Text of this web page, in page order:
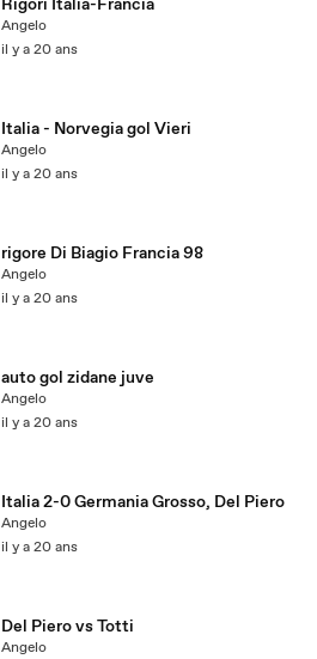
Rigori Italia-Francia
Angelo
il y a 20 ans
Italia - Norvegia gol Vieri
Angelo
il y a 20 ans
rigore Di Biagio Francia 98
Angelo
il y a 20 ans
auto gol zidane juve
Angelo
il y a 20 ans
Italia 2-0 Germania Grosso, Del Piero
Angelo
il y a 20 ans
Del Piero vs Totti
Angelo